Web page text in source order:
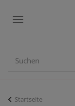
Startseite